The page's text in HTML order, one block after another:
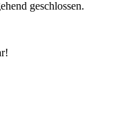
geschlossen.